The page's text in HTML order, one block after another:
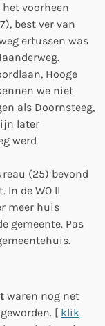
voorheen
best ver van
ertussen was
Hooge
we niet
als Doornsteeg,
later
werd
(25) bevond
de WO II
meer huis
gemeente. Pas
waren nog net
[ klik